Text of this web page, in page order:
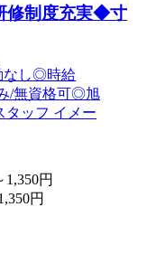
修制度充実◆寸
1,350円
円